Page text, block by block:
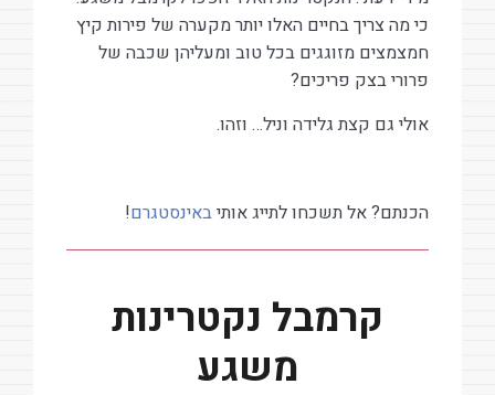
כי מה צריך בחיים האלו יותר מקערה של פירות קיץ
חמצמצים מזוגגים בכל טוב ומעליהן שכבה של
פרורי בצק פריכים?
אולי גם קצת גלידה וניל… וזהו.
הכנתם? אל תשכחו לתייג אותיבאינסטגרם!
קרמבל נקטרינות
משגע